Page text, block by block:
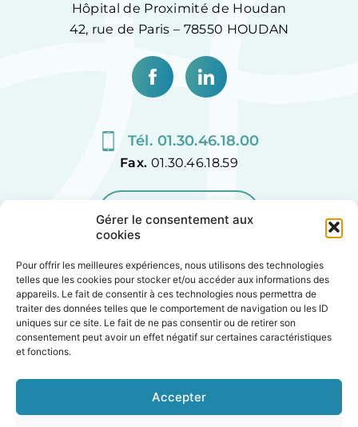
Gérer le consentement aux
cookies
Pour offrir les meilleures expériences, nous utilisons des technologies
telles que les cookies pour stocker et/ou accéder aux informations des
appareils. Le fait de consentir à ces technologies nous permettra de
traiter des données telles que le comportement de navigation ou les ID
uniques sur ce site. Le fait de ne pas consentir ou de retirer son
consentement peut avoir un effet négatif sur certaines caractéristiques
et fonctions.
Accepter
Hôpital de Proximité de Houdan
42, rue de Paris – 78550 HOUDAN
Tél. 01.30.46.18.00
Fax. 01.30.46.18.59
CONTACTEZ-NOUS
Plan de site
Accessibilité
Politique de cookies (UE)